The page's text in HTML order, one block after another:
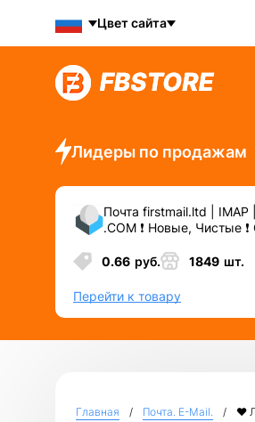
Цвет сайта
Лидеры по продажам
Почта firstmail.ltd | IMAP
.COM ❗️ Новые, Чистые
прочих
0.66 руб. 1849 шт.
Перейти к товару
Главная Почта. E-Mail. ❤️